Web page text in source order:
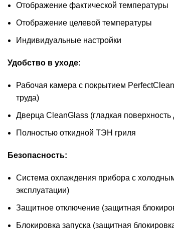
Отображение фактической температуры
Отображение целевой температуры
Индивидуальные настройки
Удобство в уходе:
Рабочая камера с покрытием
труда)
Дверца CleanGlass (гладкая
Полностью откидной ТЭН гриля
Безопасность:
Система охлаждения прибора с
эксплуатации)
Защитное отключение (защитная
Блокировка запуска (защитная